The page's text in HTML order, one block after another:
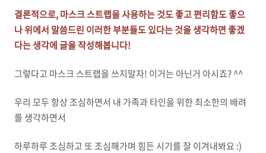
결론적으로, 마스크 스트랩을 사용하는 것도 좋고 편리함도 좋으
나 위에서 말씀드린 이러한 부분들도 있다는 것을 생각하면 좋겠
다는 생각에 글을 작성해봅니다!
그렇다고 마스크 스트랩을 쓰지말자! 이거는 아닌거 아시죠? ^^
우리 모두 항상 조심하면서 내 가족과 타인을 위한 최소한의 배려
를 생각하면서
하루하루 조심하고 또 조심해가며 힘든 시기를 잘 이겨내봐요 :)